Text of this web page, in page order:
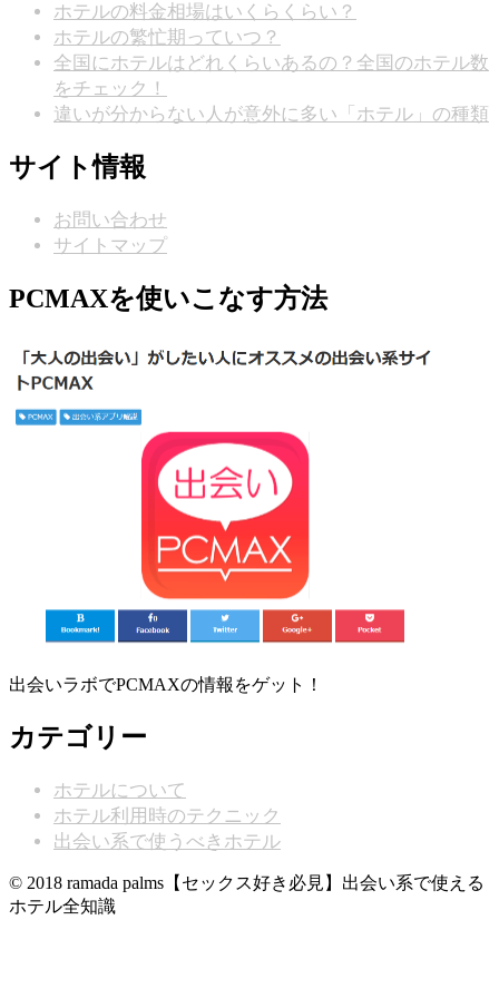
ホテルの料金相場はいくらくらい？
ホテルの繁忙期っていつ？
全国にホテルはどれくらいあるの？全国のホテル数
をチェック！
違いが分からない人が意外に多い「ホテル」の種類
サイト情報
お問い合わせ
サイトマップ
PCMAXを使いこなす方法
出会いラボでPCMAXの情報をゲット！
カテゴリー
ホテルについて
ホテル利用時のテクニック
出会い系で使うべきホテル
© 2018 ramada palms【セックス好き必見】出会い系で使える
ホテル全知識